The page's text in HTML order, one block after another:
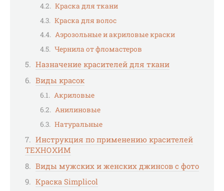
Краска для ткани
Краска для волос
Аэрозольные и акриловые краски
Чернила от фломастеров
Назначение красителей для ткани
Виды красок
Акриловые
Анилиновые
Натуральные
Инструкция по применению красителей
ТЕХНОХИМ
Виды мужских и женских джинсов с фото
Краска Simplicol